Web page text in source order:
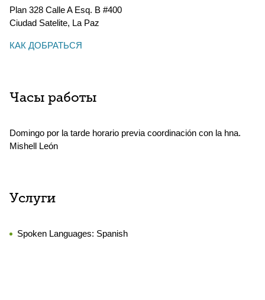
Plan 328 Calle A Esq. B #400
Ciudad Satelite, La Paz
КАК ДОБРАТЬСЯ
Часы работы
Domingo por la tarde horario previa coordinación con la hna.
Mishell León
Услуги
Spoken Languages: Spanish